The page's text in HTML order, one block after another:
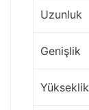
Uzunluk
Genişlik
Yükseklik